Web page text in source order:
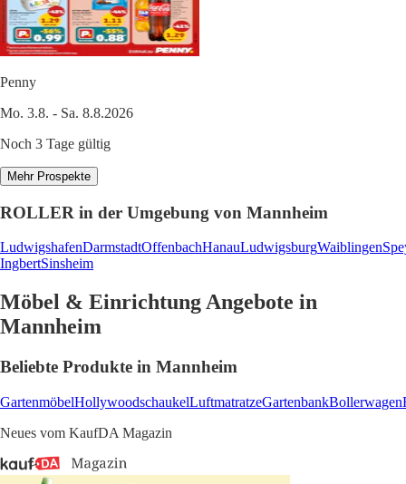
Penny
Mo. 3.8. - Sa. 8.8.2026
Noch 3 Tage gültig
Mehr Prospekte
ROLLER in der Umgebung von Mannheim
LudwigshafenDarmstadtOffenbachHanauLudwigsburgWaiblingen
IngbertSinsheim
Möbel & Einrichtung Angebote in
Mannheim
Beliebte Produkte in Mannheim
GartenmöbelHollywoodschaukelLuftmatratzeGartenbankBollerwagen
Neues vom KaufDA Magazin